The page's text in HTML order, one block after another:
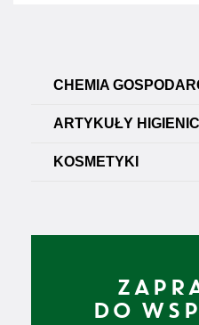
CHEMIA
ARTYKUŁY
KOSMETYKI
DO